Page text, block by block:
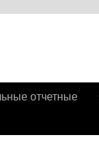
отчетные